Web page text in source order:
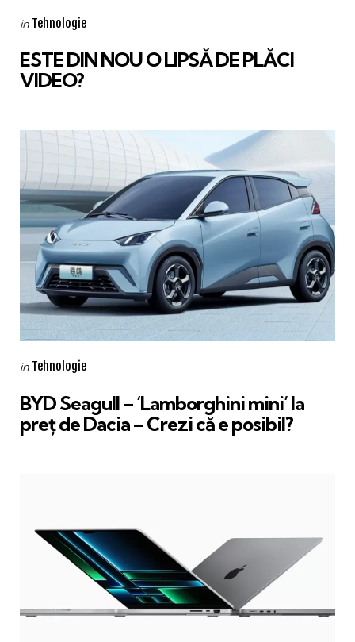
Categories
Posted
in Tehnologie
ESTE DIN NOU O LIPSĂ DE PLĂCI
VIDEO?
Categories
Posted
in Tehnologie
BYD Seagull – ‘Lamborghini mini’ la
preț de Dacia – Crezi că e posibil?